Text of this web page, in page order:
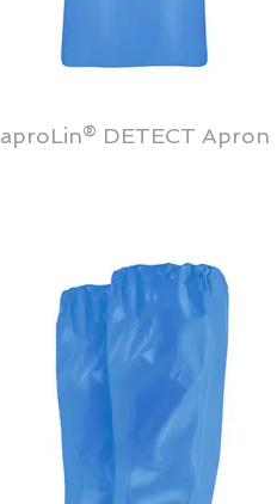
aproLin® DETECT Apron